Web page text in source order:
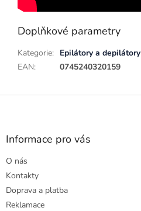
Doplňkové parametry
Kategorie: Epilátory a depilátory
EAN: 0745240320159
Z
Informace pro vás
O nás
Kontakty
Doprava a platba
Reklamace